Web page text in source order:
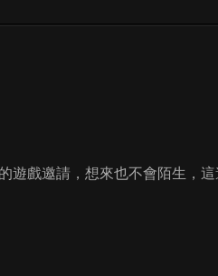
遊戲邀請，想來也不會陌生，